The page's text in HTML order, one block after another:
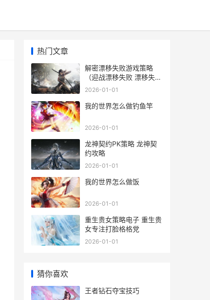
热门文章
解密漂移失败游戏策略
（迎战漂移失败 漂移失败
动图
2026-01-01
我的世界怎么做钓鱼竿
2026-01-01
龙神契约PK策略 龙神契
约攻略
2026-01-01
我的世界怎么做饭
2026-01-01
重生贵女策略电子 重生贵
女专注打脸格格党
2026-01-01
猜你喜欢
王者钻石夺宝技巧